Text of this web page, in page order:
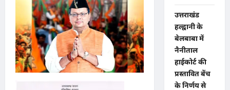
उत्तराखंड
हल्द्वानी के
बेलबाबा में
नैनीताल
हाईकोर्ट की
प्रस्तावित बेंच
के निर्णय से